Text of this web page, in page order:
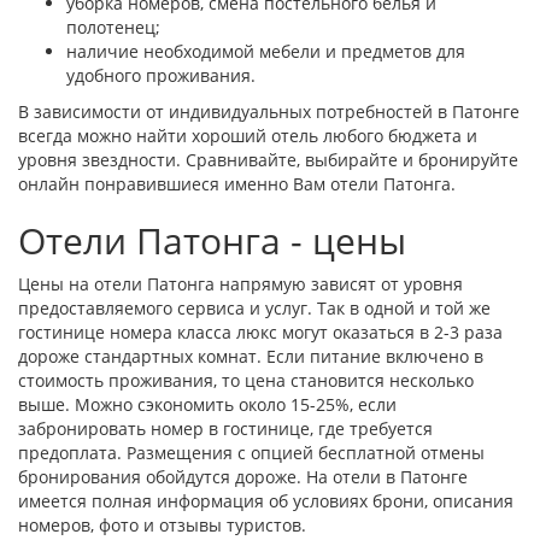
полотенец;
наличие необходимой мебели и предметов для
удобного проживания.
В зависимости от индивидуальных потребностей в Патонге
всегда можно найти хороший отель любого бюджета и
уровня звездности. Сравнивайте, выбирайте и бронируйте
онлайн понравившиеся именно Вам отели Патонга.
Отели Патонга - цены
Цены на отели Патонга напрямую зависят от уровня
предоставляемого сервиса и услуг. Так в одной и той же
гостинице номера класса люкс могут оказаться в 2-3 раза
дороже стандартных комнат. Если питание включено в
стоимость проживания, то цена становится несколько
выше. Можно сэкономить около 15-25%, если
забронировать номер в гостинице, где требуется
предоплата. Размещения с опцией бесплатной отмены
бронирования обойдутся дороже. На отели в Патонге
имеется полная информация об условиях брони, описания
номеров, фото и отзывы туристов.